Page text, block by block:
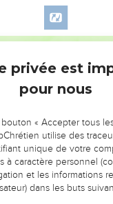
Israélites,
de ces gens.
que parut
chose, et auquel se
: il fut tué, et tous
et réduits à rien.
le Galiléen, à
du monde à son
suivi furent
vous le dis ne vous
les aller. Si cette
privée est
pour nous
« Accepter tous
utilise des
unique de votre
à caractère personnel
et les informations
dans les buts